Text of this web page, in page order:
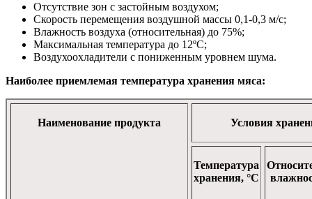
Отсутствие зон с застойным воздухом;
Скорость перемещения воздушной массы 0,1-0,3 м/с;
Влажность воздуха (относительная) до 75%;
Максимальная температура до 12ºС;
Воздухоохладители с пониженным уровнем шума.
Наиболее приемлемая температура хранения мяса:
Наименование продукта Условия
Температура
хранения, °С